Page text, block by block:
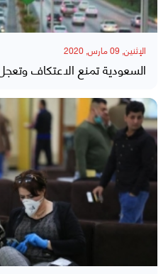
الإثنين, 09 مارس, 2020
السعودية تمنع الاعتكاف